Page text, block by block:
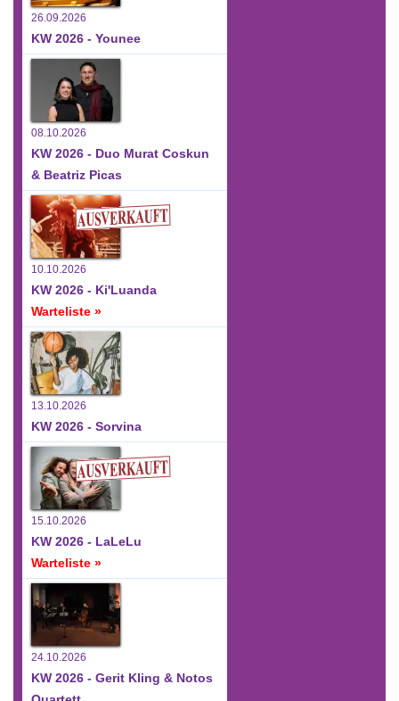
26.09.2026
KW 2026 - Younee
08.10.2026
KW 2026 - Duo Murat Coskun
& Beatriz Picas
10.10.2026
KW 2026 - Ki'Luanda
Warteliste »
13.10.2026
KW 2026 - Sorvina
15.10.2026
KW 2026 - LaLeLu
Warteliste »
24.10.2026
KW 2026 - Gerit Kling & Notos